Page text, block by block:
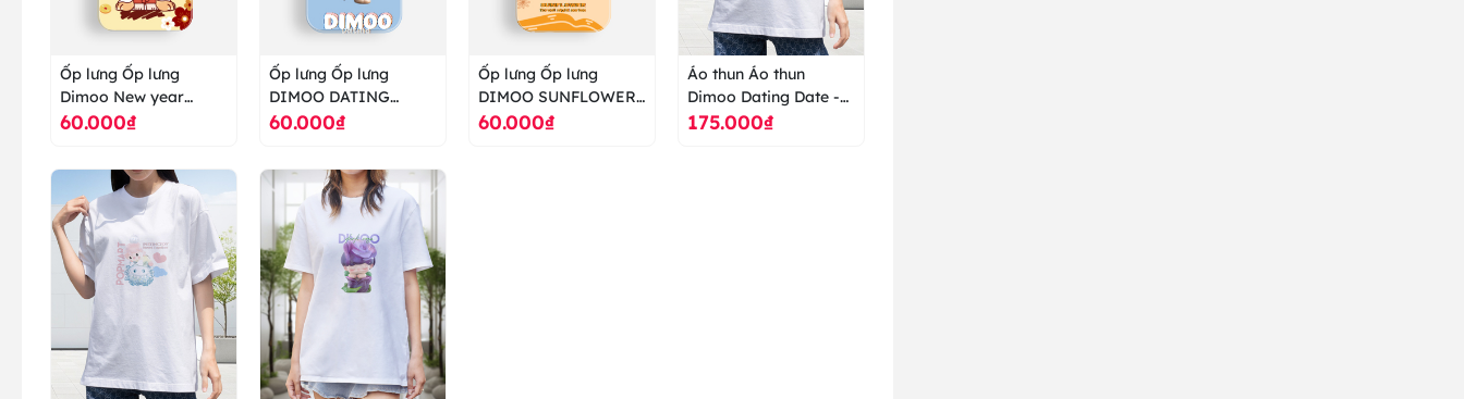
Ốp lưng Ốp lưng
Dimoo New year
Popmart - ốp lưng cao
60.000₫
Ốp lưng Ốp lưng
DIMOO DATING
POPMART - ốp lưng
60.000₫
Ốp lưng Ốp lưng
DIMOO SUNFLOWER
NIGHT FOREST
60.000₫
Áo thun Áo thun
Dimoo Dating Date -
POP MART - áo thun
175.000₫